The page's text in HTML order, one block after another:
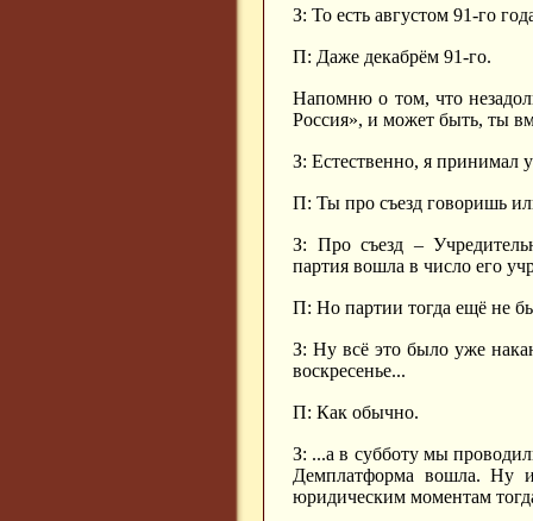
З: То есть августом 91-го
П: Даже декабрём 91-го.
Напомню о том, что
Россия», и может быть, ты
З: Естественно, я принимал
П: Ты про съезд говоришь
З: Про съезд –
партия вошла в число его
П: Но партии тогда ещё не
З: Ну всё это было уже
воскресенье...
П: Как обычно.
З: ...а в субботу мы
Демплатформа вошла. Ну
юридическим моментам